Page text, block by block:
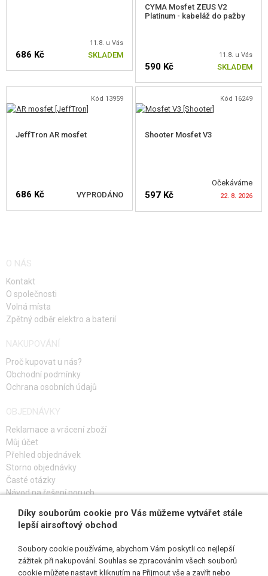
SMRŠŤOVACÍ BUŽÍRKY A PÁSKY
VNITŘNÍ DÍLY ZÁSOBNÍKŮ
PRO ELEKTRICKÉ ZBRANĚ - VNĚJŠÍ
PRO ODSTŘELOVACÍ PUŠKY
PRO PLYNOVÉ ZBRANĚ
SEBEOBRANA, VÝCVIK, NOŽE
OUTDOOR A BUSHCRAFT
JÍDLO
STAVEBNICE, MODELY
REKLAMNÍ PŘEDMĚTY
POŠKOZENÉ, POUŽITÉ ZBOŽÍ
SLEVY, AKCE
KONTAKT
11.8. u Vás
686 Kč SKLADEM
CYMA Mosfet ZEUS V2
Platinum - kabeláž do pažby
11.8. u Vás
590 Kč SKLADEM
Kód 13959
JeffTron AR mosfet
686 Kč VYPRODÁNO
Kód 16249
Shooter Mosfet V3
Očekáváme
597 Kč 22. 8. 2026
O NÁS
Kontakt
O společnosti
Volná místa
Zpětný odběr elektro a baterií
NAKUPOVÁNÍ
Proč kupovat u nás?
Obchodní podmínky
Ochrana osobních údajů
OBJEDNÁVKY
Reklamace a vrácení zboží
Můj účet
Přehled objednávek
Storno objednávky
Časté otázky
Návod na řešení poruch
PŘIHLAŠ SE K ODBĚRU
Díky souborům cookie pro Vás můžeme vytvářet stále
lepší airsoftový obchod
Soubory cookie používáme, abychom Vám poskytli co nejlepší
zážitek při nakupování. Souhlas se zpracováním všech souborů
cookie můžete nastavit kliknutím na Přijmout vše a zavřít nebo